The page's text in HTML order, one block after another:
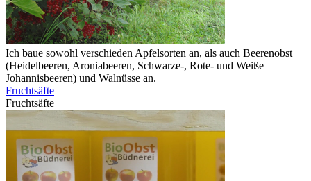
Ich baue sowohl verschieden Apfelsorten an, als auch Beerenobst
(Heidelbeeren, Aroniabeeren, Schwarze-, Rote- und Weiße
Johannisbeeren) und Walnüsse an.
Fruchtsäfte
Fruchtsäfte